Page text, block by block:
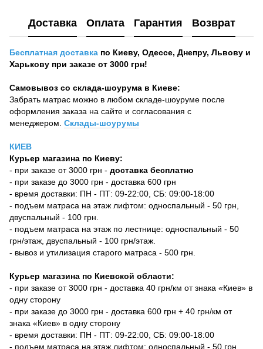
Доставка Оплата Гарантия Возврат
Бесплатная доставка по Киеву, Одессе, Днепру, Львову и
Харькову при заказе от 3000 грн!
Самовывоз со склада-шоурума в Киеве:
Забрать матрас можно в любом складе-шоуруме после
оформления заказа на сайте и согласования с
менеджером. Склады-шоурумы
КИЕВ
Курьер магазина по Киеву:
- при заказе от 3000 грн - доставка бесплатно
- при заказе до 3000 грн - доставка 600 грн
- время доставки: ПН - ПТ: 09-22:00, СБ: 09:00-18:00
- подъем матраса на этаж лифтом: односпальный - 50 грн,
двуспальный - 100 грн.
- подъем матраса на этаж по лестнице: односпальный - 50
грн/этаж, двуспальный - 100 грн/этаж.
- вывоз и утилизация старого матраса - 500 грн.
Курьер магазина по Киевской области:
- при заказе от 3000 грн - доставка 40 грн/км от знака «Киев» в
одну сторону
- при заказе до 3000 грн - доставка 600 грн + 40 грн/км от
знака «Киев» в одну сторону
- время доставки: ПН - ПТ: 09-22:00, СБ: 09:00-18:00
- подъем матраса на этаж лифтом: односпальный - 50 грн,